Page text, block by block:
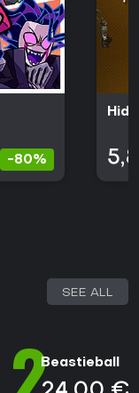
-80%
SEE ALL
Beastieball